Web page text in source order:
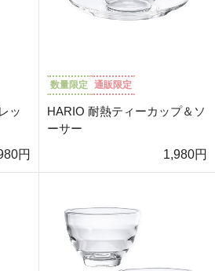
ッ
円
数量限定 通販限定
HARIO 耐熱ティーカップ＆ソ
ーサー
1,980円